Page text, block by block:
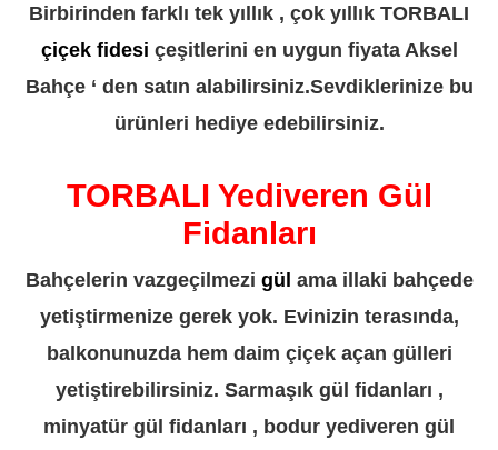
Birbirinden farklı tek yıllık , çok yıllık TORBALI
çiçek fidesi çeşitlerini en uygun fiyata Aksel
Bahçe ‘ den satın alabilirsiniz.Sevdiklerinize bu
ürünleri hediye edebilirsiniz.
TORBALI Yediveren Gül
Fidanları
Bahçelerin vazgeçilmezi gül ama illaki bahçede
yetiştirmenize gerek yok. Evinizin terasında,
balkonunuzda hem daim çiçek açan gülleri
yetiştirebilirsiniz. Sarmaşık gül fidanları ,
minyatür gül fidanları , bodur yediveren gül